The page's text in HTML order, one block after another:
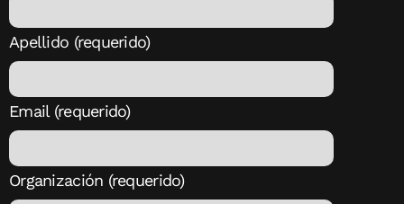
Apellido (requerido)
Email (requerido)
Organización (requerido)